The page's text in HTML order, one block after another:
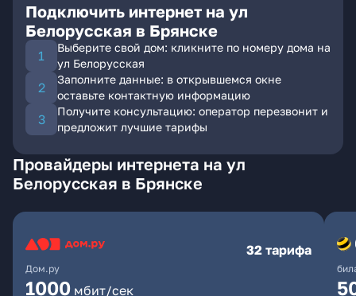
Подключить интернет на ул
Белорусская в Брянске
Выберите свой дом: кликните по номеру дома на
ул Белорусская
Заполните данные: в открывшемся окне
оставьте контактную информацию
Получите консультацию: оператор перезвонит и
предложит лучшие тарифы
Провайдеры интернета на ул
Белорусская в Брянске
Дом.ру
32 тарифа
1000 мбит/сек